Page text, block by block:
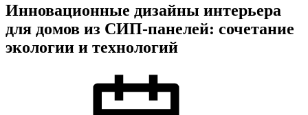
Инновационные дизайны интерьера
для домов из СИП-панелей: сочетание
экологии и технологий